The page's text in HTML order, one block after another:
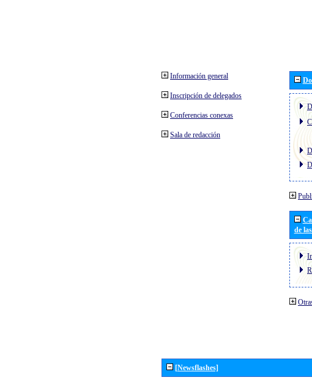
Información general
Inscripción de delegados
Conferencias conexas
Sala de redacción
de
[Newsflashes]